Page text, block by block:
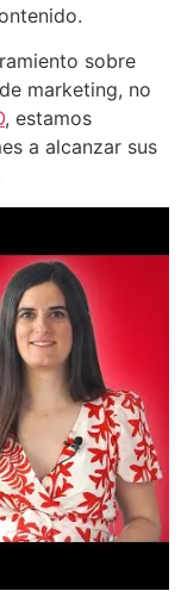
sobre
marketing, no
, estamos
a alcanzar sus